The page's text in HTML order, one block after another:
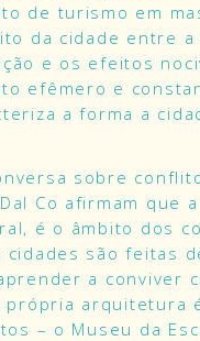
de turismo em
da cidade entre a
e os efeitos
efêmero e
a forma a
sobre
Co afirmam que
é o âmbito dos
cidades são feitas
a conviver
própria arquitetura
– o Museu da